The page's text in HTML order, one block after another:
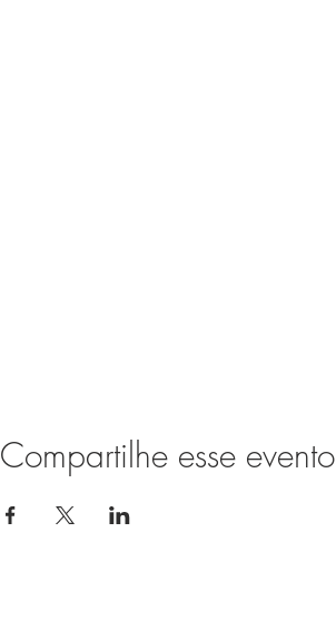
Compartilhe esse evento